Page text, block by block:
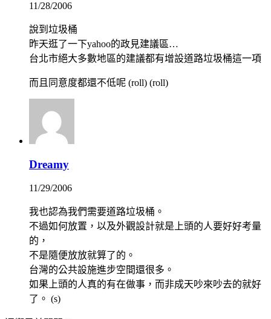
11/28/2006
說到垃圾桶
昨天逛了一下yahoo的政見建議區…
台北市絕大多數地區的建議都有增設道路垃圾桶這一項
而且同意度都還不低呢 (roll) (roll)
Dreamy
11/29/2006
我也認為我們需要道路垃圾桶。
不過如何放置，以及外觀設計就是上頭的人要好好考量
的，
不是隨便放放就算了的。
台灣的公共設施進步空間還很多。
如果上頭的人真的有在做事，而非成天吵來吵去的就好
了。 (s)